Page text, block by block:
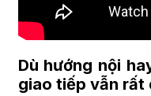
Dù hướng nội
giao tiếp vẫn rất